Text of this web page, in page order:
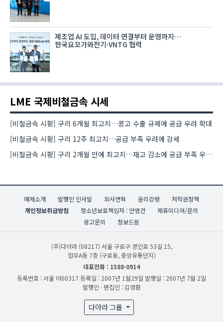
제조업 AI 도입, 데이터 연결부터 운영까지…
한국요꼬가와전기·VNTG 협력
LME 국제비철금속 시세
[비철금속 시황] 구리 6개월 최고치…콩고 수출 규제에 공급 우려 확대
[비철금속 시황] 구리 12주 최고치…공급 부족 우려에 강세
[비철금속 시황] 구리 2개월 만에 최고치…재고 감소에 공급 부족 우려 확대
매체소개 발행인 인사말 회사연혁 윤리강령
저작권정책
개인정보취급방침
청소년보호책임자 : 안영건
제휴미디어/문의
광고문의
정보드림
(주)다아라 (08217) 서울 구로구 경인로 53길 15,
업무A동 7층 (구로동, 중앙유통단지)
대표전화 : 1588-0914
등록번호 : 서울 아00317 등록일 : 2007년 1월29일 발행일 : 2007년 7월 2일
발행인 · 편집인 : 김영환
다아라 그룹